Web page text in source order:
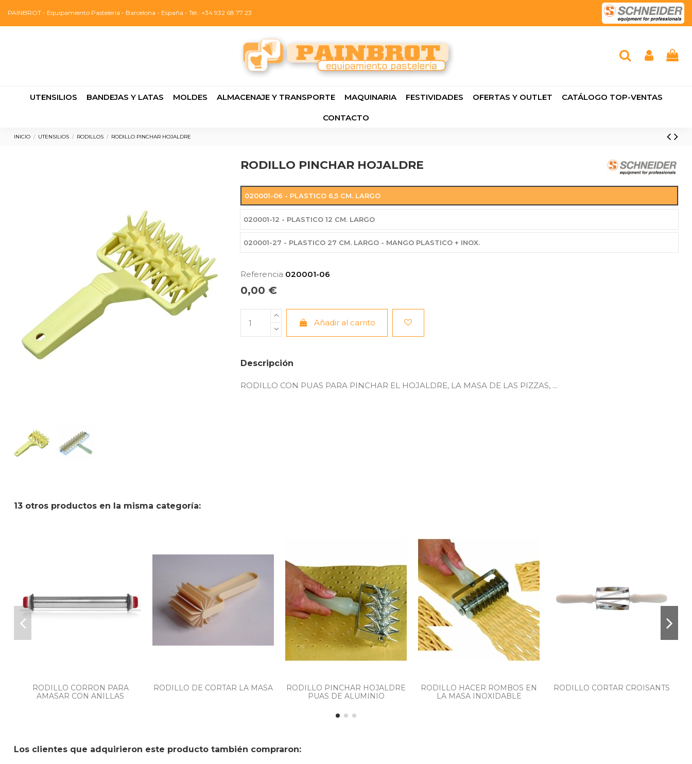
PAINBROT - Equipamiento Pastelería - Barcelona - España - Tel.: +34 932 68 77 23
UTENSILIOS BANDEJAS Y LATAS MOLDES ALMACENAJE Y TRANSPORTE MAQUINARIA FESTIVIDADES OFERTAS Y OUTLET CATÁLOGO TOP-VENTAS
CONTACTO
INICIO UTENSILIOS RODILLOS RODILLO PINCHAR HOJALDRE
RODILLO PINCHAR HOJALDRE
020001-27 - PLASTICO 27 CM. LARGO - MANGO PLASTICO + INOX.
020001-12 - PLASTICO 12 CM. LARGO
020001-06 - PLASTICO 6,5 CM. LARGO
Referencia 020001-06
0,00 €
Añadir al carrito
Descripción
RODILLO CON PUAS PARA PINCHAR EL HOJALDRE, LA MASA DE LAS PIZZAS, ...
13 otros productos en la misma categoría:
RODILLO CORRON PARA
AMASAR CON ANILLAS
RODILLO DE CORTAR LA MASA
RODILLO PINCHAR HOJALDRE
PUAS DE ALUMINIO
RODILLO HACER ROMBOS EN
LA MASA INOXIDABLE
RODILLO CORTAR CROISANTS
Los clientes que adquirieron este producto también compraron: